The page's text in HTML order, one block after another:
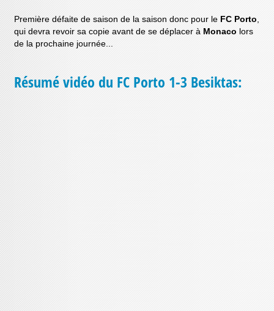
Première défaite de saison de la saison donc pour leFC Porto
qui devra revoir sa copie avant de se déplacer àMonacolors
de la prochaine journée...
Résumé vidéo du FC Porto 1-3 Besiktas: